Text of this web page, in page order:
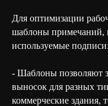
Для оптимизации
шаблоны примечаний,
используемые подписи:
- Шаблоны позволяют
выносок для разных
коммерческие здания,